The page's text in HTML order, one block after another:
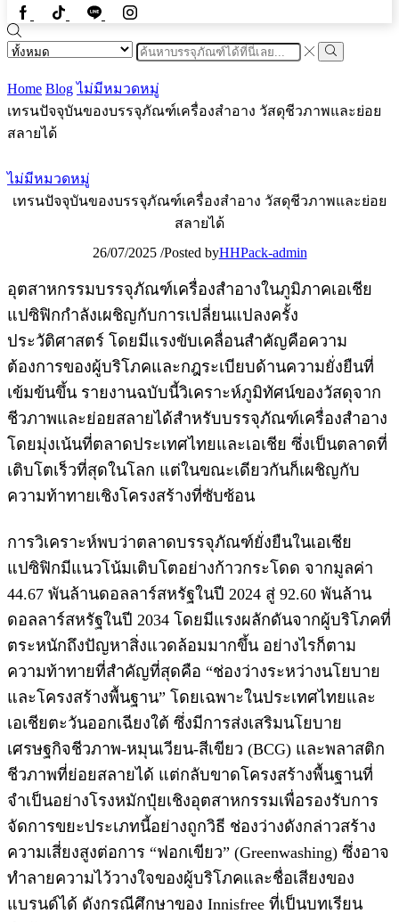
FacebookTiktok Line Instragram
Search
input
Search
Home Blog ไม่มีหมวดหมู่
เทรนปัจจุบันของบรรจุภัณฑ์เครื่องสำอาง วัสดุชีวภาพและย่อย
สลายได้
ไม่มีหมวดหมู่
เทรนปัจจุบันของบรรจุภัณฑ์เครื่องสำอาง วัสดุชีวภาพและย่อย
สลายได้
26/07/2025 /Posted byHHPack-admin
อุตสาหกรรมบรรจุภัณฑ์เครื่องสำอางในภูมิภาคเอเชีย
แปซิฟิกกำลังเผชิญกับการเปลี่ยนแปลงครั้ง
ประวัติศาสตร์ โดยมีแรงขับเคลื่อนสำคัญคือความ
ต้องการของผู้บริโภคและกฎระเบียบด้านความยั่งยืนที่
เข้มข้นขึ้น รายงานฉบับนี้วิเคราะห์ภูมิทัศน์ของวัสดุจาก
ชีวภาพและย่อยสลายได้สำหรับบรรจุภัณฑ์เครื่องสำอาง
โดยมุ่งเน้นที่ตลาดประเทศไทยและเอเชีย ซึ่งเป็นตลาดที่
เติบโตเร็วที่สุดในโลก แต่ในขณะเดียวกันก็เผชิญกับ
ความท้าทายเชิงโครงสร้างที่ซับซ้อน
การวิเคราะห์พบว่าตลาดบรรจุภัณฑ์ยั่งยืนในเอเชีย
แปซิฟิกมีแนวโน้มเติบโตอย่างก้าวกระโดด จากมูลค่า
44.67 พันล้านดอลลาร์สหรัฐในปี 2024 สู่ 92.60 พันล้าน
ดอลลาร์สหรัฐในปี 2034 โดยมีแรงผลักดันจากผู้บริโภคที่
ตระหนักถึงปัญหาสิ่งแวดล้อมมากขึ้น อย่างไรก็ตาม
ความท้าทายที่สำคัญที่สุดคือ “ช่องว่างระหว่างนโยบาย
และโครงสร้างพื้นฐาน” โดยเฉพาะในประเทศไทยและ
เอเชียตะวันออกเฉียงใต้ ซึ่งมีการส่งเสริมนโยบาย
เศรษฐกิจชีวภาพ-หมุนเวียน-สีเขียว (BCG) และพลาสติก
ชีวภาพที่ย่อยสลายได้ แต่กลับขาดโครงสร้างพื้นฐานที่
จำเป็นอย่างโรงหมักปุ๋ยเชิงอุตสาหกรรมเพื่อรองรับการ
จัดการขยะประเภทนี้อย่างถูกวิธี ช่องว่างดังกล่าวสร้าง
ความเสี่ยงสูงต่อการ “ฟอกเขียว” (Greenwashing) ซึ่งอาจ
ทำลายความไว้วางใจของผู้บริโภคและชื่อเสียงของ
แบรนด์ได้ ดังกรณีศึกษาของ Innisfree ที่เป็นบทเรียน